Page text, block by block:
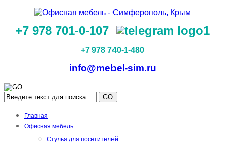
+7 978 701-0-107
+7 978 740-1-480
info@mebel-sim.ru
GO
Главная
Офисная мебель
Стулья для посетителей